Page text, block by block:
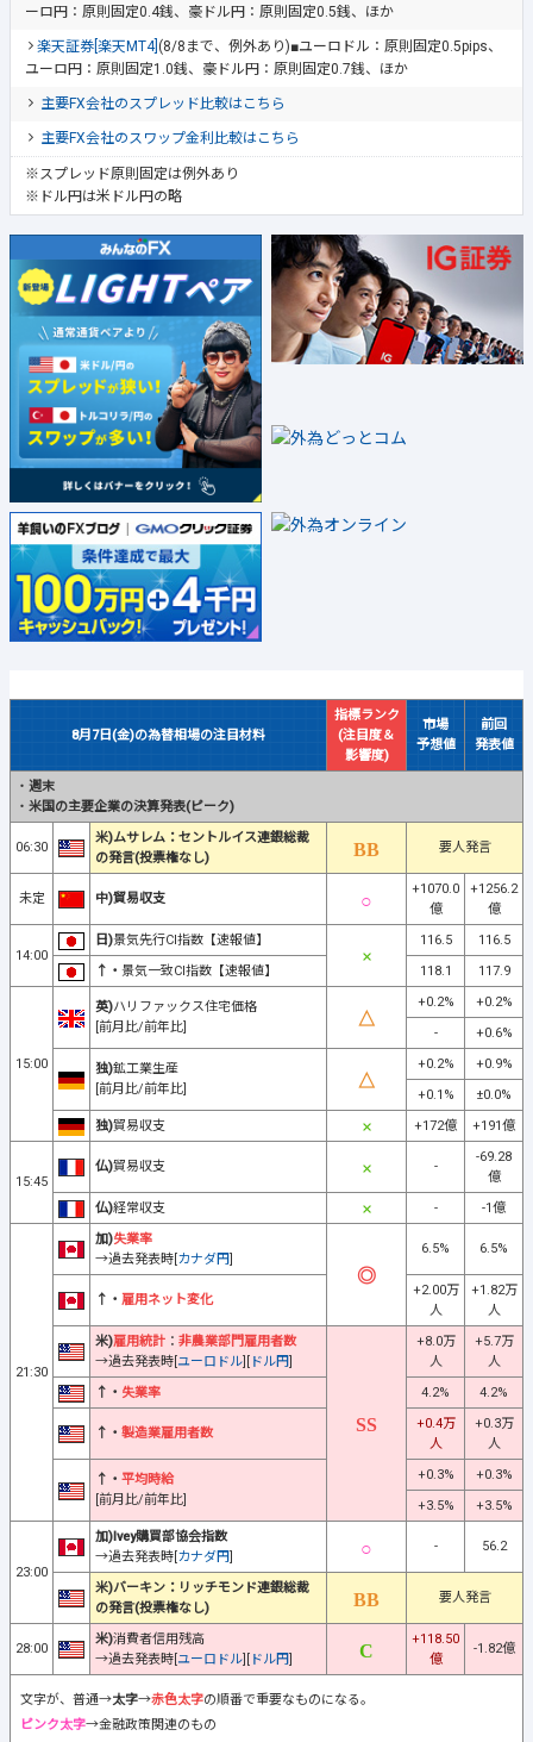
ーロ円：原則固定0.4銭、豪ドル円：原則固定0.5銭、ほか
楽天証券[楽天MT4] (8/8まで、例外あり)■ユーロドル：原則固定0.5pips、
ユーロ円：原則固定1.0銭、豪ドル円：原則固定0.7銭、ほか
主要FX会社のスプレッド比較はこちら
主要FX会社のスワップ金利比較はこちら
※スプレッド原則固定は例外あり
※ドル円は米ドル円の略
8月7日(金)の為替相場の注目材料
指標ランク
(注目度＆
影響度)
市場
予想値
前回
発表値
・ 週末
・ 米国の主要企業の決算発表(ピーク)
06:30
米)ムサレム：セントルイス連銀総裁
の発言(投票権なし)
要人発言
未定 中)貿易収支
+1070.0
億
+1256.2
億
14:00
日)景気先行CI指数【速報値】 116.5
116.5
↑・ 景気一致CI指数【速報値】 118.1 117.9
15:00
英)ハリファックス住宅価格
[前月比/前年比]
+0.2%
+0.2%
-
+0.6%
独)鉱工業生産
[前月比/前年比]
+0.2%
+0.9%
+0.1%
±0.0%
独)貿易収支 +172億 +191億
15:45
仏)貿易収支 -
-69.28
億
仏)経常収支 - -1億
21:30
加)失業率
→過去発表時[カナダ円]
6.5% 6.5%
↑・ 雇用ネット変化
+2.00万
人
+1.82万
人
米)雇用統計 ： 非農業部門雇用者数
→過去発表時[ユーロドル][ ドル円]
+8.0万
人
+5.7万
人
↑・ 失業率 4.2% 4.2%
↑・ 製造業雇用者数
+0.4万
人
+0.3万
人
↑・ 平均時給
[前月比/前年比]
+0.3%
+0.3%
+3.5%
+3.5%
23:00
加)Ivey購買部協会指数
→過去発表時[カナダ円]
- 56.2
米)バーキン：リッチモンド連銀総裁
の発言(投票権なし)
要人発言
28:00
米)消費者信用残高
→過去発表時[ユーロドル][ ドル円]
+118.50
億
-1.82億
文字が、普通→太字→赤色太字の順番で重要なものになる。
ピンク太字→金融政策関連のもの